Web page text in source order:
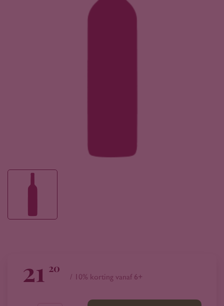
21 20
/ 10% korting vanaf 6+